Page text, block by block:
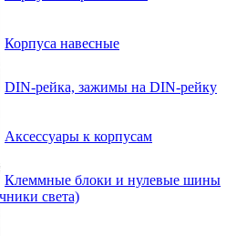
Корпуса навесные
DIN-рейка, зажимы на DIN-рейку
Аксессуары к корпусам
Клеммные блоки и нулевые шины
света)